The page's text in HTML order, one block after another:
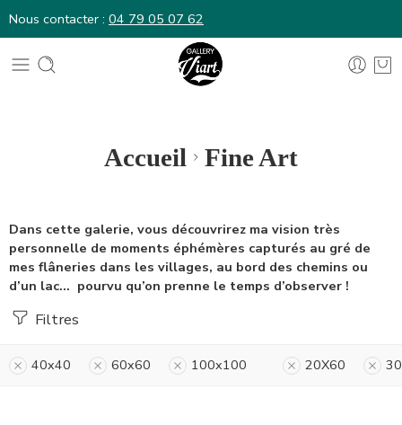
Nous contacter : 04 79 05 07 62
Accueil Fine Art
Dans cette galerie, vous découvrirez ma vision très
personnelle de moments éphémères capturés au gré de
mes flâneries dans les villages, au bord des chemins ou
d’un lac… pourvu qu’on prenne le temps d’observer !
Filtres
40x40 60x60 100x100 20X60